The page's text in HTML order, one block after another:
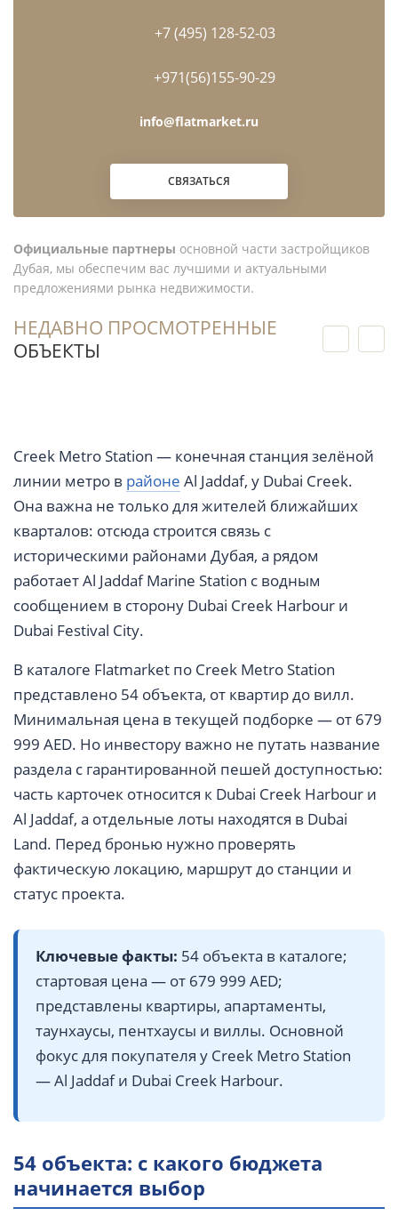
+7 (495) 128-52-03
+971(56)155-90-29
info@flatmarket.ru
СВЯЗАТЬСЯ
Официальные партнеры основной части застройщиков
Дубая, мы обеспечим вас лучшими и актуальными
предложениями рынка недвижимости.
НЕДАВНО ПРОСМОТРЕННЫЕ
ОБЪЕКТЫ
Creek Metro Station — конечная станция зелёной
линии метро в районе Al Jaddaf, у Dubai Creek.
Она важна не только для жителей ближайших
кварталов: отсюда строится связь с
историческими районами Дубая, а рядом
работает Al Jaddaf Marine Station с водным
сообщением в сторону Dubai Creek Harbour и
Dubai Festival City.
В каталоге Flatmarket по Creek Metro Station
представлено 54 объекта, от квартир до вилл.
Минимальная цена в текущей подборке — от 679
999 AED. Но инвестору важно не путать название
раздела с гарантированной пешей доступностью:
часть карточек относится к Dubai Creek Harbour и
Al Jaddaf, а отдельные лоты находятся в Dubai
Land. Перед бронью нужно проверять
фактическую локацию, маршрут до станции и
статус проекта.
Ключевые факты: 54 объекта в каталоге;
стартовая цена — от 679 999 AED;
представлены квартиры, апартаменты,
таунхаусы, пентхаусы и виллы. Основной
фокус для покупателя у Creek Metro Station
— Al Jaddaf и Dubai Creek Harbour.
54 объекта: с какого бюджета
начинается выбор